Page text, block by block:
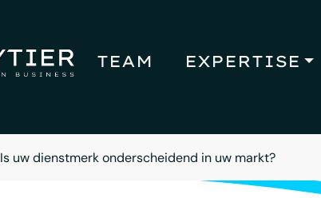
TEAM EXPERTISE
Is uw dienstmerk onderscheidend in uw markt?